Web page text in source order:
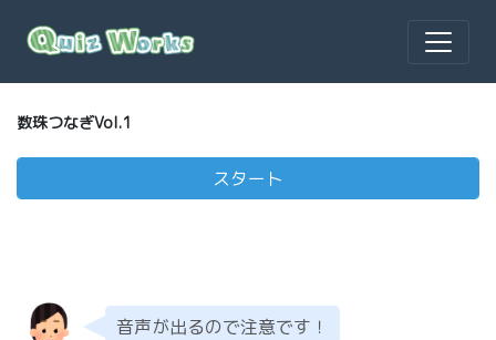
数珠つなぎVol.1
音声が出るので注意です！